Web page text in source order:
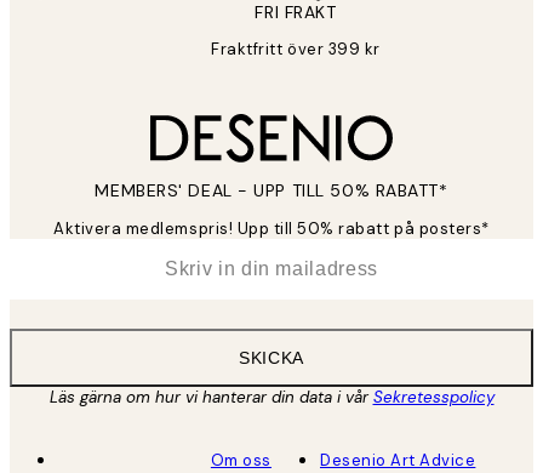
FRI FRAKT
Fraktfritt över 399 kr
MEMBERS' DEAL - UPP TILL 50% RABATT*
Aktivera medlemspris! Upp till 50% rabatt på posters*
SKICKA
Läs gärna om hur vi hanterar din data i vårSekretesspolicy
Om oss
Desenio Art Advice